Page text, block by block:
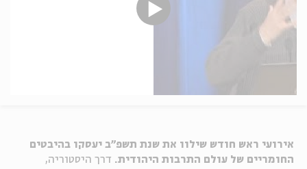
אירועי ראש חודש שילוו את שנת תשפ"ב יעסקו בהיבטים
החומריים של עולם התרבות היהודית. דרך היסטוריה,